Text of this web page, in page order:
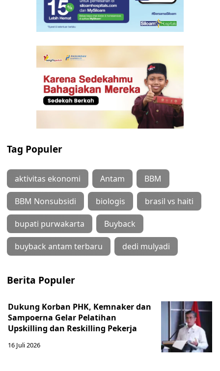
Tag Populer
aktivitas ekonomi Antam BBM
BBM Nonsubsidi biologis brasil vs haiti
bupati purwakarta Buyback
buyback antam terbaru dedi mulyadi
Berita Populer
Dukung Korban PHK, Kemnaker dan
Sampoerna Gelar Pelatihan
Upskilling dan Reskilling Pekerja
16 Juli 2026